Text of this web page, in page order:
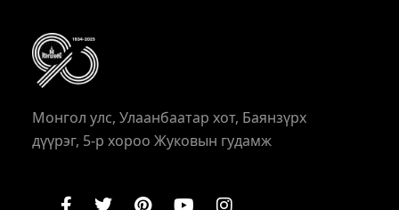
Монгол улс, Улаанбаатар хот, Баянзүрх
дүүрэг, 5-р хороо Жуковын гудамж